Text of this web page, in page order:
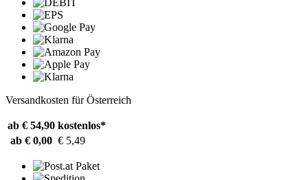
Versandkosten für Österreich
ab € 54,90 kostenlos*
ab € 0,00 € 5,49